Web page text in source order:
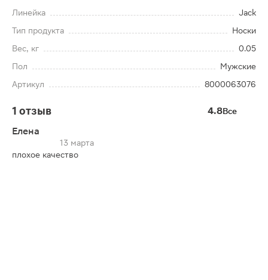
Линейка
Jack
Тип продукта
Носки
Вес, кг
0.05
Пол
Мужские
Артикул
8000063076
1 отзыв 4.8Все
Елена
13 марта
плохое качество